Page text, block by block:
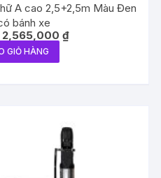
A cao 2,5+2,5m Màu Đen
bánh xe
Giá
gốc
là:
3,550,000 ₫.
2,565,000₫Giá
hiện
GIỎ HÀNG